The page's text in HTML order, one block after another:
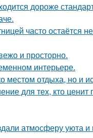
дороже
часто остаётся
и просторно.
интерьере.
местом отдыха, но и
для тех, кто ценит
атмосферу уюта